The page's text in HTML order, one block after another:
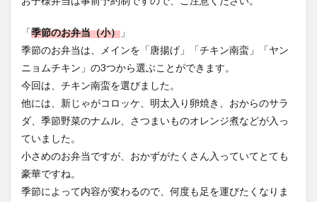
「季節のお弁当（小） 」
季節のお弁当は、メインを「唐揚げ」「チキン南蛮」「ヤン
ニョムチキン」の3つから選ぶことができます。
今回は、チキン南蛮を選びました。
他には、新じゃがコロッケ、明太入り卵焼き、おからのサラ
ダ、季節野菜のナムル、さつまいものオレンジ煮などが入っ
ていました。
小さめのお弁当ですが、おかずがたくさん入っていてとても
豪華ですね。
季節によって内容が変わるので、何度も足を運びたくなりま